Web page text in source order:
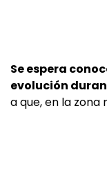
Se espera
evolución
a que, en la zona